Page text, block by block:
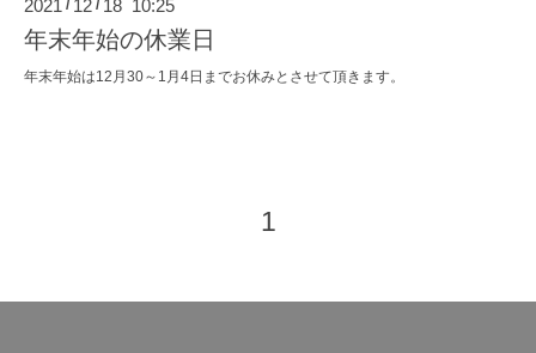
2021 / 12 / 18 10:25
年末年始の休業日
年末年始は12月30～1月4日までお休みとさせて頂きます。
1